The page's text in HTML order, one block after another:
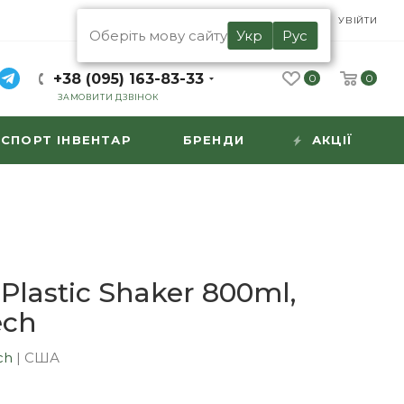
RU
Оберіть мову сайту Укр Рус
УВІЙТИ
+38 (095) 163-83-33
ЗАМОВИТИ ДЗВІНОК
0 0
СПОРТ ІНВЕНТАР БРЕНДИ АКЦІЇ
Shaker 800ml,
| США